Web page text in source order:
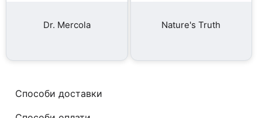
Dr. Mercola Nature's Truth
Способи доставки